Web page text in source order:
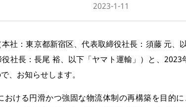
2023-1-11
社：東京都新宿区、代表取締役社長：須藤 元、
社長：長尾 裕、以下「ヤマト運輸」）と、
、お知らせします。
ける円滑かつ強固な物流体制の再構築を目的